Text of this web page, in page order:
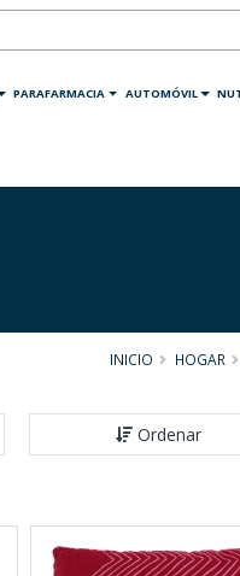
PARAFARMACIA AUTOMÓVIL
INICIO HOGAR
Ordenar